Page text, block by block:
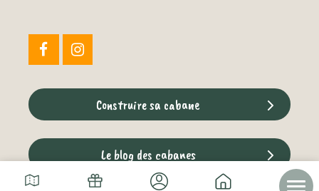
Construire sa cabane
Le blog des cabanes